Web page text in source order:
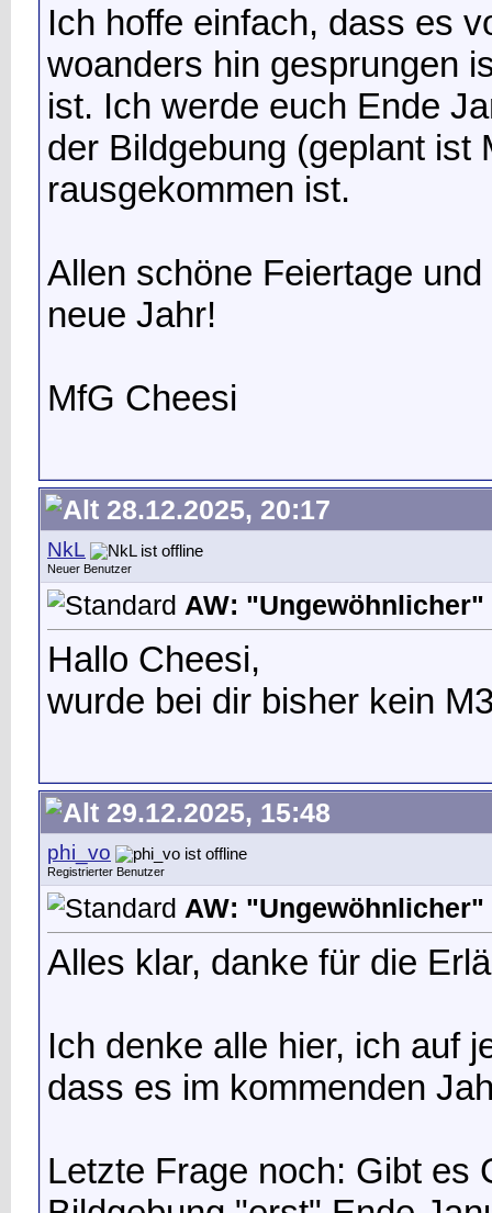
Ich hoffe einfach, dass es
woanders hin gesprungen
ist. Ich werde euch Ende
der Bildgebung (geplant ist
rausgekommen ist.
Allen schöne Feiertage
neue Jahr!
MfG Cheesi
28.12.2025, 20:17
NkL
Neuer Benutzer
AW: "Ungewöhnlicher"
Hallo Cheesi,
wurde bei dir bisher kein
29.12.2025, 15:48
phi_vo
Registrierter Benutzer
AW: "Ungewöhnlicher"
Alles klar, danke für die
Ich denke alle hier, ich auf
dass es im kommenden
Letzte Frage noch: Gibt es